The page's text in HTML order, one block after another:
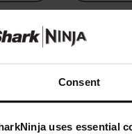
Consent
uses essential